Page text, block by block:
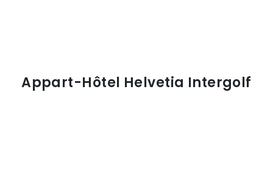
Appart-Hôtel Helvetia Intergolf